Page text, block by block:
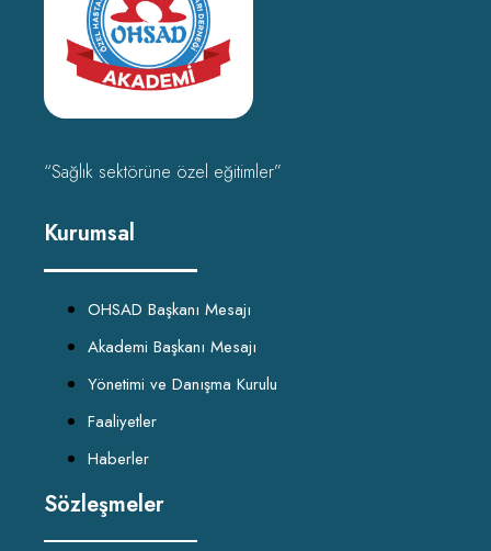
“Sağlık sektörüne özel eğitimler”
Kurumsal
OHSAD Başkanı Mesajı
Akademi Başkanı Mesajı
Yönetimi ve Danışma Kurulu
Faaliyetler
Haberler
Sözleşmeler